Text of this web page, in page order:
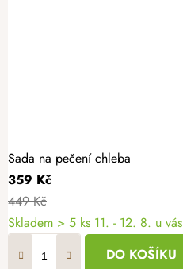
Sada na pečení chleba
359 Kč
449 Kč
Skladem > 5 ks 11. - 12. 8. u vás
DO KOŠÍKU